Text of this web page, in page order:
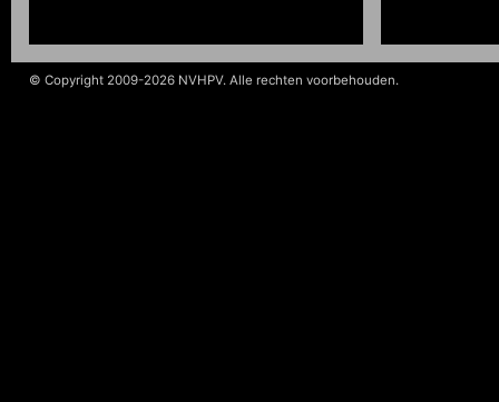
© Copyright 2009-2026 NVHPV. Alle rechten voorbehouden.